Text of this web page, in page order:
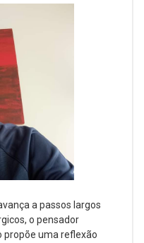
a passos largos
o pensador
propõe uma reflexão